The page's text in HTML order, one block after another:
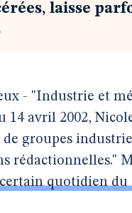
laisse
- "Industrie et
14 avril 2002,
groupes
rédactionnelles."
certain quotidien du